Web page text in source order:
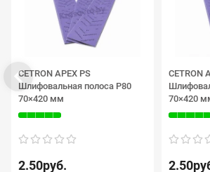
CETRON APEX PS
Шлифовальная полоса P80
70×420 мм
2.50руб.
CETRON
70×420